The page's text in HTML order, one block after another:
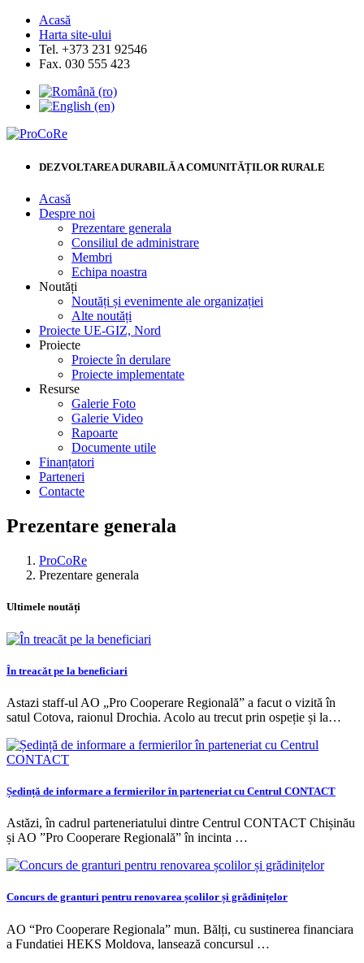
Acasă
Harta site-ului
Tel. +373 231 92546
Fax. 030 555 423
DEZVOLTAREA DURABILĂ A COMUNITĂȚILOR RURALE
Acasă
Despre noi
Prezentare generala
Consiliul de administrare
Membri
Echipa noastra
Noutăți
Noutăți și evenimente ale organizației
Alte noutăți
Proiecte UE-GIZ, Nord
Proiecte
Proiecte în derulare
Proiecte implementate
Resurse
Galerie Foto
Galerie Video
Rapoarte
Documente utile
Finanțatori
Parteneri
Contacte
Prezentare generala
ProCoRe
Prezentare generala
Ultimele noutăți
În treacăt pe la beneficiari
Astazi staff-ul AO „Pro Cooperare Regională” a facut o vizită în
satul Cotova, raionul Drochia. Acolo au trecut prin ospeție și la…
Ședință de informare a fermierilor în parteneriat cu Centrul CONTACT
Astăzi, în cadrul parteneriatului dintre Centrul CONTACT Chișinău
și AO ”Pro Cooperare Regională” în incinta …
Concurs de granturi pentru renovarea școlilor și grădinițelor
AO “Pro Cooperare Regionala” mun. Bălți, cu sustinerea financiara
a Fundatiei HEKS Moldova, lansează concursul …